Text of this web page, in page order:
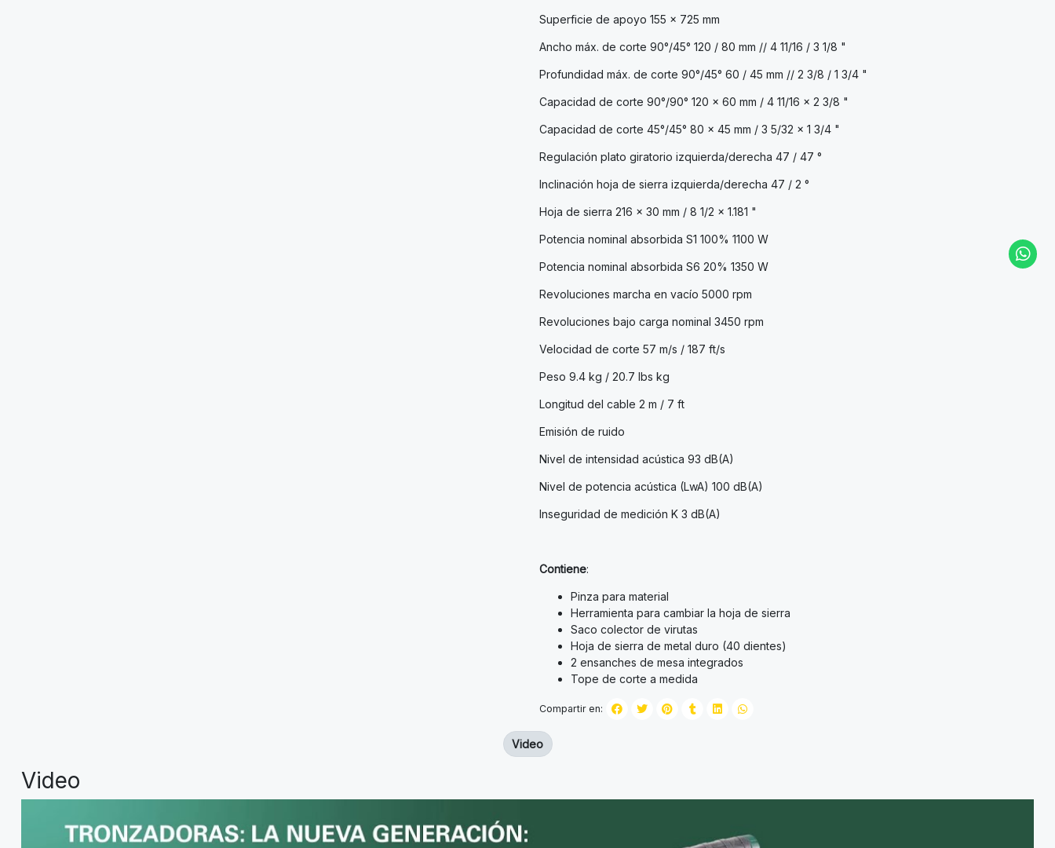
Superficie de apoyo 155 x 725 mm
Ancho máx. de corte 90°/45° 120 / 80 mm // 4 11/16 / 3 1/8 "
Profundidad máx. de corte 90°/45° 60 / 45 mm // 2 3/8 / 1 3/4 "
Capacidad de corte 90°/90° 120 x 60 mm / 4 11/16 x 2 3/8 "
Capacidad de corte 45°/45° 80 x 45 mm / 3 5/32 x 1 3/4 "
Regulación plato giratorio izquierda/derecha 47 / 47 °
Inclinación hoja de sierra izquierda/derecha 47 / 2 °
Hoja de sierra 216 x 30 mm / 8 1/2 x 1.181 "
Potencia nominal absorbida S1 100% 1100 W
Potencia nominal absorbida S6 20% 1350 W
Revoluciones marcha en vacío 5000 rpm
Revoluciones bajo carga nominal 3450 rpm
Velocidad de corte 57 m/s / 187 ft/s
Peso 9.4 kg / 20.7 lbs kg
Longitud del cable 2 m / 7 ft
Emisión de ruido
Nivel de intensidad acústica 93 dB(A)
Nivel de potencia acústica (LwA) 100 dB(A)
Inseguridad de medición K 3 dB(A)
Contiene:
Pinza para material
Herramienta para cambiar la hoja de sierra
Saco colector de virutas
Hoja de sierra de metal duro (40 dientes)
2 ensanches de mesa integrados
Tope de corte a medida
Compartir en:
Video
Video